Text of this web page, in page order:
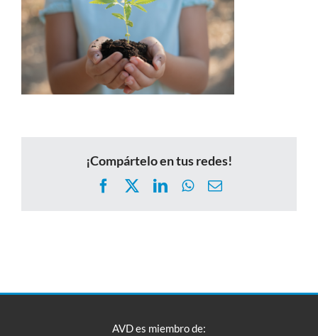
¡Compártelo en tus redes!
FacebookLinkedInWhatsApp
Correo
AVD es miembro de: